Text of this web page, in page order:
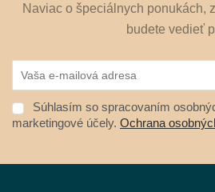
Naviac o špeciálnych ponukách,
budete vedieť
Súhlasím so spracovaním
marketingové účely. Ochrana